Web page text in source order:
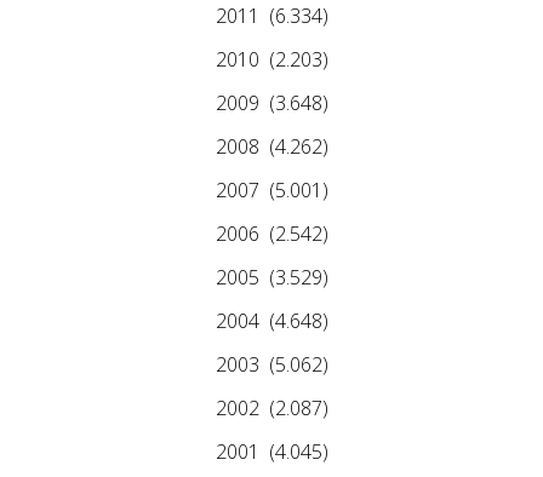
2011 (6.334)
2010 (2.203)
2009 (3.648)
2008 (4.262)
2007 (5.001)
2006 (2.542)
2005 (3.529)
2004 (4.648)
2003 (5.062)
2002 (2.087)
2001 (4.045)